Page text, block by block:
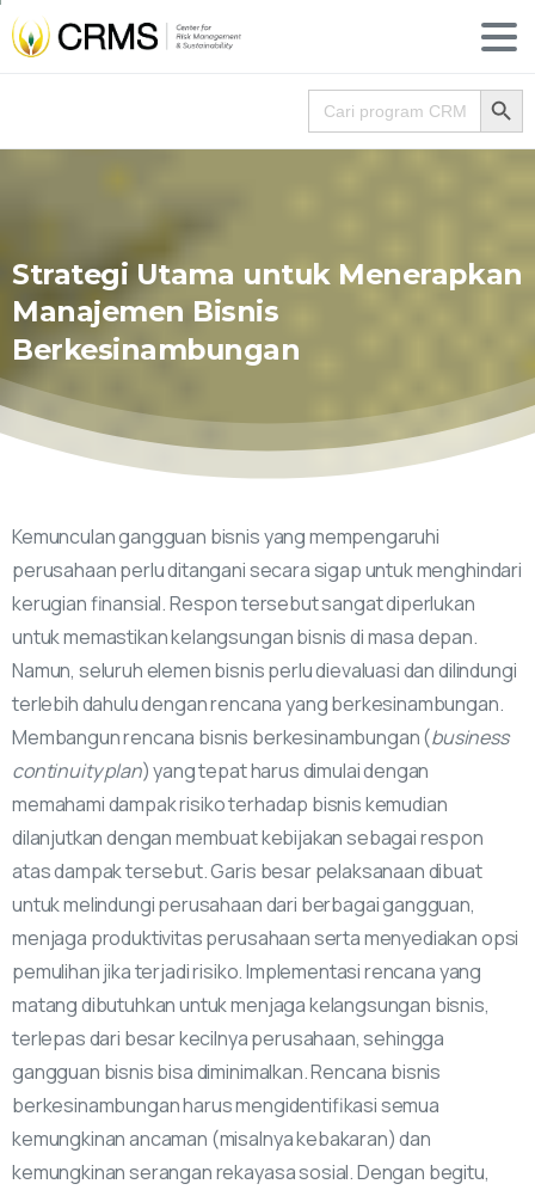
Search for:
Strategi Utama untuk Menerapkan
Manajemen Bisnis
Berkesinambungan
Kemunculan gangguan bisnis yang mempengaruhi
perusahaan perlu ditangani secara sigap untuk menghindari
kerugian finansial. Respon tersebut sangat diperlukan
untuk memastikan kelangsungan bisnis di masa depan.
Namun, seluruh elemen bisnis perlu dievaluasi dan dilindungi
terlebih dahulu dengan rencana yang berkesinambungan.
Membangun rencana bisnis berkesinambungan (business
continuity plan) yang tepat harus dimulai dengan
memahami dampak risiko terhadap bisnis kemudian
dilanjutkan dengan membuat kebijakan sebagai respon
atas dampak tersebut. Garis besar pelaksanaan dibuat
untuk melindungi perusahaan dari berbagai gangguan,
menjaga produktivitas perusahaan serta menyediakan opsi
pemulihan jika terjadi risiko. Implementasi rencana yang
matang dibutuhkan untuk menjaga kelangsungan bisnis,
terlepas dari besar kecilnya perusahaan, sehingga
gangguan bisnis bisa diminimalkan. Rencana bisnis
berkesinambungan harus mengidentifikasi semua
kemungkinan ancaman (misalnya kebakaran) dan
kemungkinan serangan rekayasa sosial. Dengan begitu,